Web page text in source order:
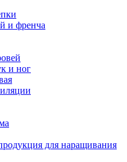
и френча
и ног
для наращивания